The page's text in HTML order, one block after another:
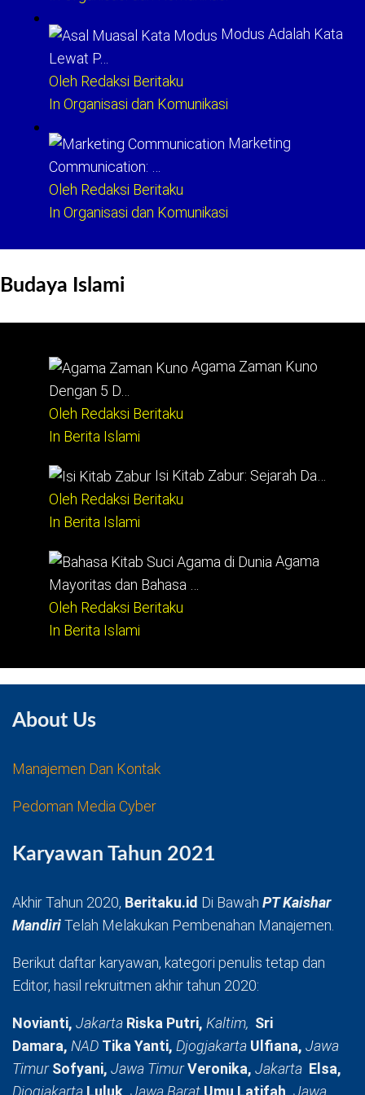
Modus Adalah Kata
Lewat P…
Oleh Redaksi Beritaku
In Organisasi dan Komunikasi
Marketing
Communication: …
Oleh Redaksi Beritaku
In Organisasi dan Komunikasi
Budaya Islami
Agama Zaman Kuno
Dengan 5 D…
Oleh Redaksi Beritaku
In Berita Islami
Isi Kitab Zabur: Sejarah Da…
Oleh Redaksi Beritaku
In Berita Islami
Agama
Mayoritas dan Bahasa …
Oleh Redaksi Beritaku
In Berita Islami
About Us
Manajemen Dan Kontak
Pedoman Media Cyber
Karyawan Tahun 2021
Akhir Tahun 2020, Beritaku.id Di Bawah PT Kaishar
MandiriTelah Melakukan Pembenahan Manajemen.
Berikut daftar karyawan, kategori penulis tetap dan
Editor, hasil rekruitmen akhir tahun 2020:
Novianti, Jakarta Riska Putri, Kaltim, Sri
Damara, NAD Tika Yanti, Djogjakarta Ulfiana, Jawa
TimurSofyani, Jawa TimurVeronika, Jakarta Elsa,
Djogjakarta Luluk, Jawa Barat Umu Latifah, Jawa